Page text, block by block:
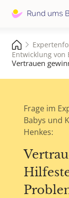
Entwicklung von
Vertrauen
Frage im
Babys und
Henkes: